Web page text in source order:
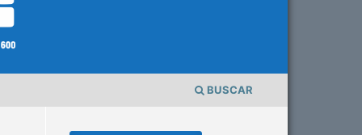
BUSCAR